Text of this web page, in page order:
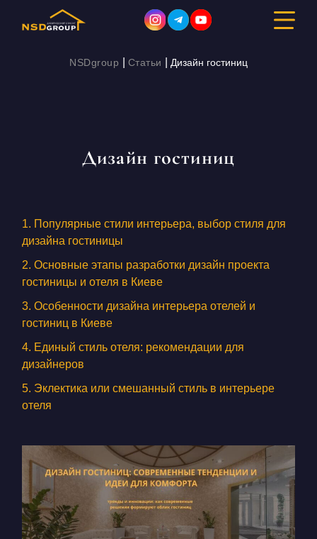
СТОИМОСТЬ
О КОМПАНИИ
КОНТАКТЫ
БЛОГ
RU UK
NSDgroup Статьи Дизайн гостиниц
Дизайн гостиниц
1. Популярные стили интерьера, выбор стиля для
дизайна гостиницы
2. Основные этапы разработки дизайн проекта
гостиницы и отеля в Киеве
3. Особенности дизайна интерьера отелей и
гостиниц в Киеве
4. Единый стиль отеля: рекомендации для
дизайнеров
5. Эклектика или смешанный стиль в интерьере
отеля